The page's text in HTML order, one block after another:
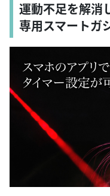
運動不足を解消
専用スマート